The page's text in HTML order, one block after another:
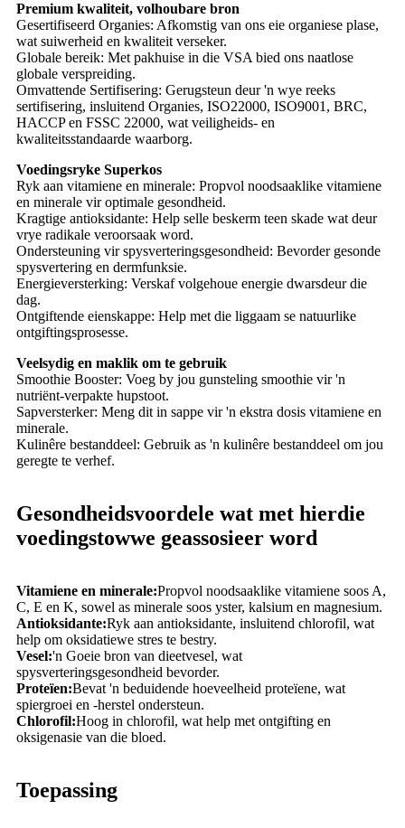
Premium kwaliteit, volhoubare bron
Gesertifiseerd Organies: Afkomstig van ons eie organiese plase,
wat suiwerheid en kwaliteit verseker.
Globale bereik: Met pakhuise in die VSA bied ons naatlose
globale verspreiding.
Omvattende Sertifisering: Gerugsteun deur 'n wye reeks
sertifisering, insluitend Organies, ISO22000, ISO9001, BRC,
HACCP en FSSC 22000, wat veiligheids- en
kwaliteitsstandaarde waarborg.
Voedingsryke Superkos
Ryk aan vitamiene en minerale: Propvol noodsaaklike vitamiene
en minerale vir optimale gesondheid.
Kragtige antioksidante: Help selle beskerm teen skade wat deur
vrye radikale veroorsaak word.
Ondersteuning vir spysverteringsgesondheid: Bevorder gesonde
spysvertering en dermfunksie.
Energieversterking: Verskaf volgehoue ​​energie dwarsdeur die
dag.
Ontgiftende eienskappe: Help met die liggaam se natuurlike
ontgiftingsprosesse.
Veelsydig en maklik om te gebruik
Smoothie Booster: Voeg by jou gunsteling smoothie vir 'n
nutriënt-verpakte hupstoot.
Sapversterker: Meng dit in sappe vir 'n ekstra dosis vitamiene en
minerale.
Kulinêre bestanddeel: Gebruik as 'n kulinêre bestanddeel om jou
geregte te verhef.
Gesondheidsvoordele wat met hierdie
voedingstowwe geassosieer word
Vitamiene en minerale:Propvol noodsaaklike vitamiene soos A,
C, E en K, sowel as minerale soos yster, kalsium en magnesium.
Antioksidante:Ryk aan antioksidante, insluitend chlorofil, wat
help om oksidatiewe stres te bestry.
Vesel:'n Goeie bron van dieetvesel, wat
spysverteringsgesondheid bevorder.
Proteïen:Bevat 'n beduidende hoeveelheid proteïene, wat
spiergroei en -herstel ondersteun.
Chlorofil:Hoog in chlorofil, wat help met ontgifting en
oksigenasie van die bloed.
Toepassing